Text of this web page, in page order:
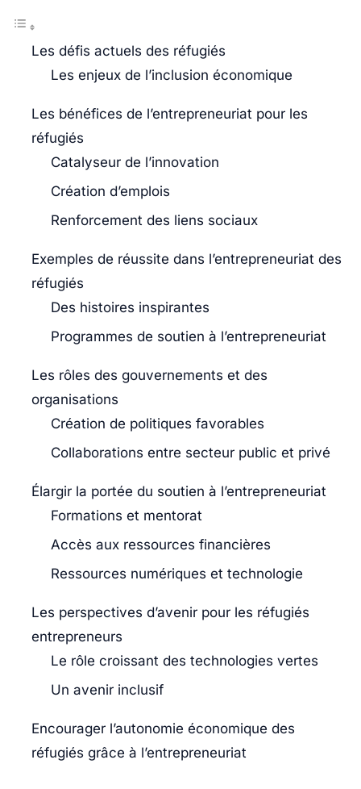
Les défis actuels des réfugiés
Les enjeux de l’inclusion économique
Les bénéfices de l’entrepreneuriat pour les
réfugiés
Catalyseur de l’innovation
Création d’emplois
Renforcement des liens sociaux
Exemples de réussite dans l’entrepreneuriat des
réfugiés
Des histoires inspirantes
Programmes de soutien à l’entrepreneuriat
Les rôles des gouvernements et des
organisations
Création de politiques favorables
Collaborations entre secteur public et privé
Élargir la portée du soutien à l’entrepreneuriat
Formations et mentorat
Accès aux ressources financières
Ressources numériques et technologie
Les perspectives d’avenir pour les réfugiés
entrepreneurs
Le rôle croissant des technologies vertes
Un avenir inclusif
Encourager l’autonomie économique des
réfugiés grâce à l’entrepreneuriat